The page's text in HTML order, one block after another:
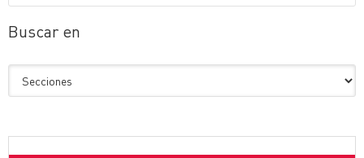
Buscar en